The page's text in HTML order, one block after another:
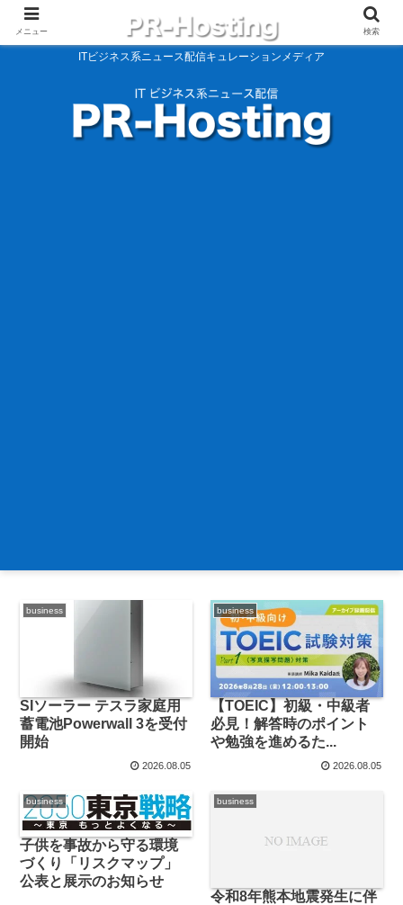
ITビジネス系ニュース配信キュレーションメディア
business
SIソーラー テスラ家庭用
蓄電池Powerwall 3を受付
開始
2026.08.05
business
【TOEIC】初級・中級者
必見！解答時のポイント
や勉強を進めるた...
2026.08.05
business
子供を事故から守る環境
づくり「リスクマップ」
公表と展示のお知らせ
business
令和8年熊本地震発生に伴
メニュー 検索